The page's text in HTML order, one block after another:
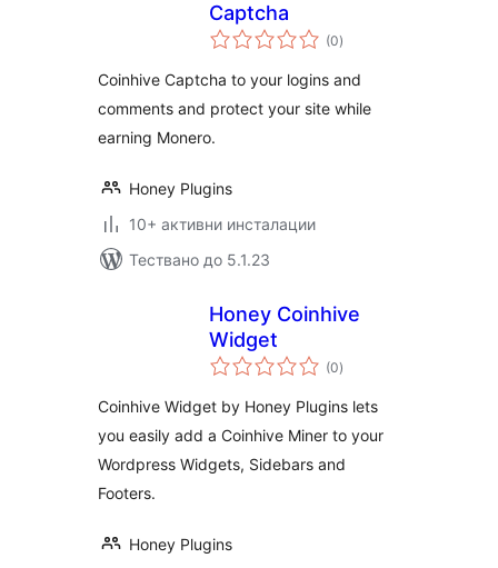
Captcha
(0общо
оценки
)
Coinhive Captcha to your logins and
comments and protect your site while
earning Monero.
Honey Plugins
10+ активни инсталации
Тествано до 5.1.23
Honey Coinhive
Widget
(0общо
оценки
)
Coinhive Widget by Honey Plugins lets
you easily add a Coinhive Miner to your
Wordpress Widgets, Sidebars and
Footers.
Honey Plugins